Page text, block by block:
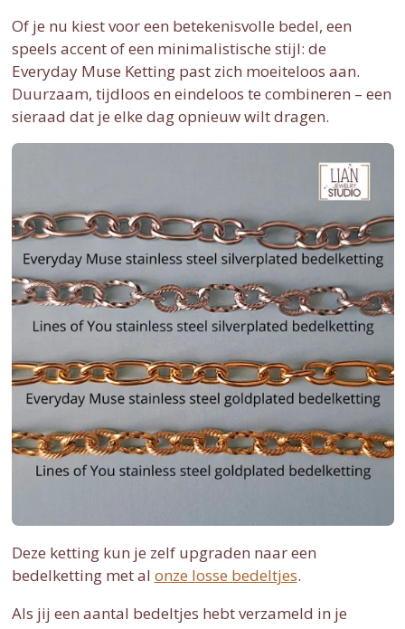
Of je nu kiest voor een betekenisvolle bedel, een
speels accent of een minimalistische stijl: de
Everyday Muse Ketting past zich moeiteloos aan.
Duurzaam, tijdloos en eindeloos te combineren – een
sieraad dat je elke dag opnieuw wilt dragen.
Deze ketting kun je zelf upgraden naar een
bedelketting met al onze losse bedeltjes.
Als jij een aantal bedeltjes hebt verzameld in je